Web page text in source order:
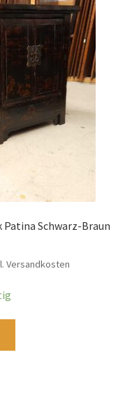
Patina Schwarz-Braun
Versandkosten